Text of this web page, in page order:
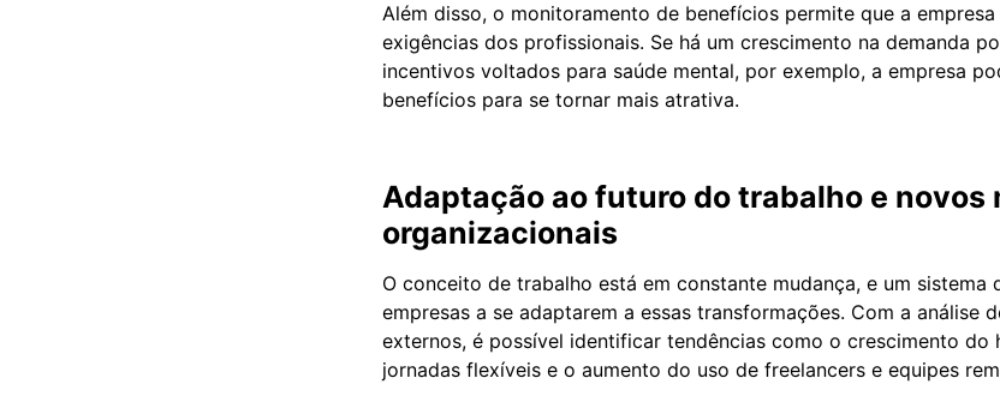
Além disso, o monitoramento de benefícios permite que a
exigências dos profissionais. Se há um crescimento na demanda
incentivos voltados para saúde mental, por exemplo, a empresa
benefícios para se tornar mais atrativa.
Adaptação ao futuro do trabalho e novos
organizacionais
O conceito de trabalho está em constante mudança, e um sistema
empresas a se adaptarem a essas transformações. Com a análise
externos, é possível identificar tendências como o crescimento do
jornadas flexíveis e o aumento do uso de freelancers e equipes